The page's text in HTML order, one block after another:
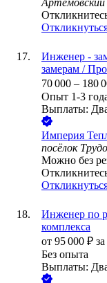
Артёмовский
Инженер -
замерам /
70 000 – 180
Опыт 1-3
Выплаты:
Империя
посёлок
Можно без
Инженер по
комплекса
от 95 000 ₽
Без опыта
Выплаты: